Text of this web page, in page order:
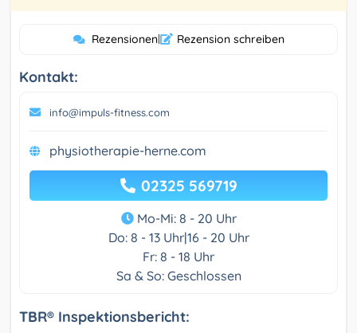
Rezensionen| Rezension schreiben
Kontakt:
info@impuls-fitness.com
physiotherapie-herne.com
02325 569719
Mo-Mi: 8 - 20 Uhr
Do: 8 - 13 Uhr|16 - 20 Uhr
Fr: 8 - 18 Uhr
Sa & So: Geschlossen
TBR® Inspektionsbericht: